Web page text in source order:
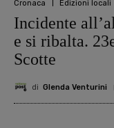
Cronaca Edizioni locali
Incidente
e si ribalta.
Scotte
di Glenda Venturini